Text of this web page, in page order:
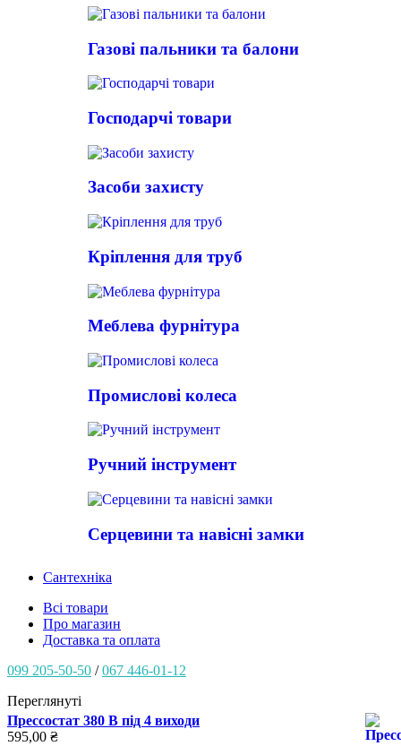
Газові пальники та балони
Господарчі товари
Засоби захисту
Кріплення для труб
Меблева фурнітура
Промислові колеса
Ручний інструмент
Серцевини та навісні замки
Сантехніка
Всі товари
Про магазин
Доставка та оплата
099 205-50-50 /067 446-01-12
Переглянуті
Прессостат 380 В під 4 виходи
595,00 ₴